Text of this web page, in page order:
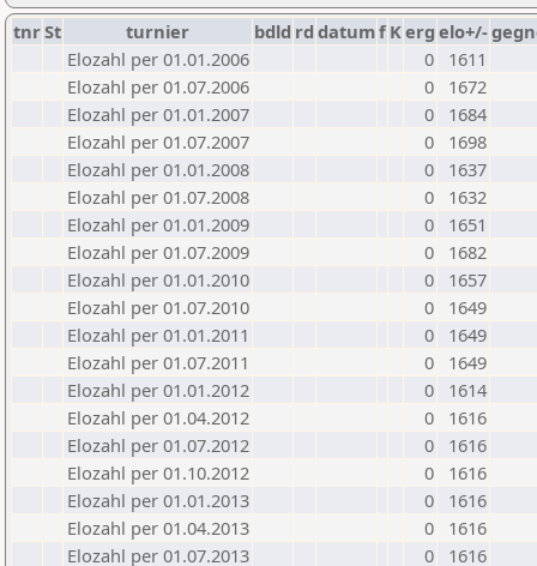
tnrSt turnier bdld rd datumf Kerg elo+/-
Elozahl per 01.01.2006
0
1611
Elozahl per 01.07.2006
0
1672
Elozahl per 01.01.2007
0
1684
Elozahl per 01.07.2007
0
1698
Elozahl per 01.01.2008
0
1637
Elozahl per 01.07.2008
0
1632
Elozahl per 01.01.2009
0
1651
Elozahl per 01.07.2009
0
1682
Elozahl per 01.01.2010
0
1657
Elozahl per 01.07.2010
0
1649
Elozahl per 01.01.2011
0
1649
Elozahl per 01.07.2011
0
1649
Elozahl per 01.01.2012
0
1614
Elozahl per 01.04.2012
0
1616
Elozahl per 01.07.2012
0
1616
Elozahl per 01.10.2012
0
1616
Elozahl per 01.01.2013
0
1616
Elozahl per 01.04.2013
0
1616
Elozahl per 01.07.2013
0
1616